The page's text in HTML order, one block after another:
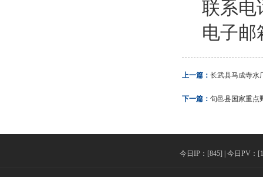
联系电
电子邮
上一篇： 长武县马成寺水
下一篇： 旬邑县国家重点
今日IP：[845] | 今日PV：